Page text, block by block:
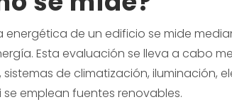
energética de un edificio se mide
Esta evaluación se lleva a cabo
sistemas de climatización, iluminación,
se emplean fuentes renovables.